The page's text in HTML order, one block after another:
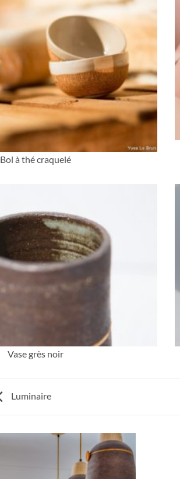
Bol à thé craquelé
Vase grès noir
Luminaire